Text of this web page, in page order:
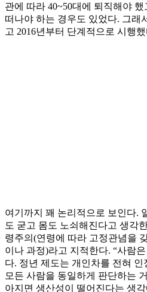
관에 따라 40~50대에 퇴직해야
떠나야 하는 경우도 있었다. 그래
고 2016년부터 단계적으로 시행
여기까지 꽤 논리적으로 보인다.
도 굳고 몸도 노쇠해진다고 생각
령주의(연령에 따라 고정관념을
이나 과정)라고 지적한다. “사람
다. 정년 제도는 개인차를 전혀
모든 사람을 동일하게 판단하는
아지면 생산성이 떨어진다는 생